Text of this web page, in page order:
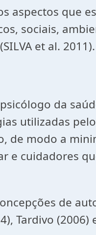
aspectos que
sociais,
et al. 2011).
da
utilizadas
de modo a
e cuidadores
de
Tardivo (2006)